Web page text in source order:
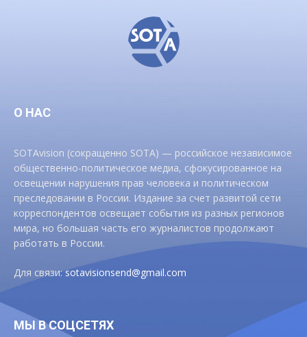
О НАС
SOTAvision (сокращенно SOTA) — российское независимое
общественно-политическое медиа, сфокусированное на
освещении нарушения прав человека и политическом
преследовании в России. Издание за счет развитой сети
корреспондентов освещает события из разных регионов
мира, но большая часть его журналистов продолжают
работать в России.
Для связи:sotavisionsend@gmail.com
МЫ В СОЦСЕТЯХ